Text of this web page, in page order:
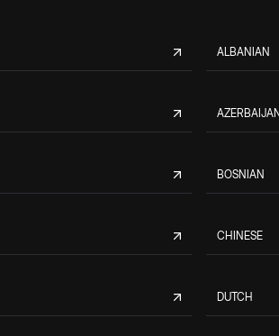
ALBANIAN
BOSNIAN
CHINESE
DUTCH